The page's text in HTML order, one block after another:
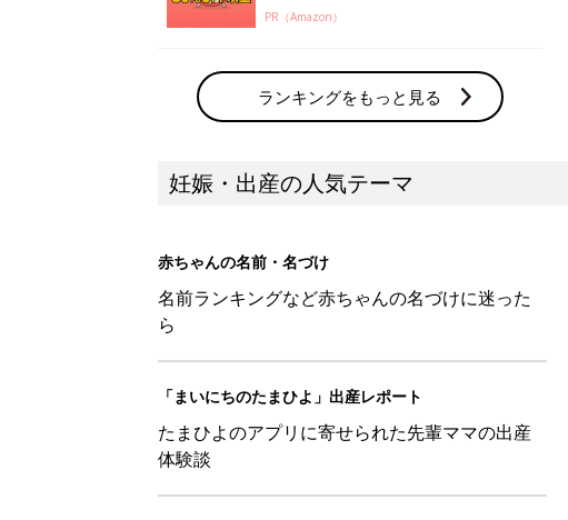
PR（Amazon）
ランキングをもっと見る
妊娠・出産の人気テーマ
赤ちゃんの名前・名づけ
名前ランキングなど赤ちゃんの名づけに迷った
ら
「まいにちのたまひよ」出産レポート
たまひよのアプリに寄せられた先輩ママの出産
体験談